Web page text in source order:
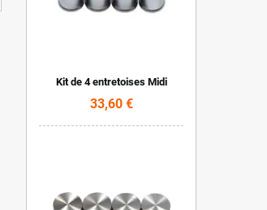
Kit de 4 entretoises Midi
33,60 €